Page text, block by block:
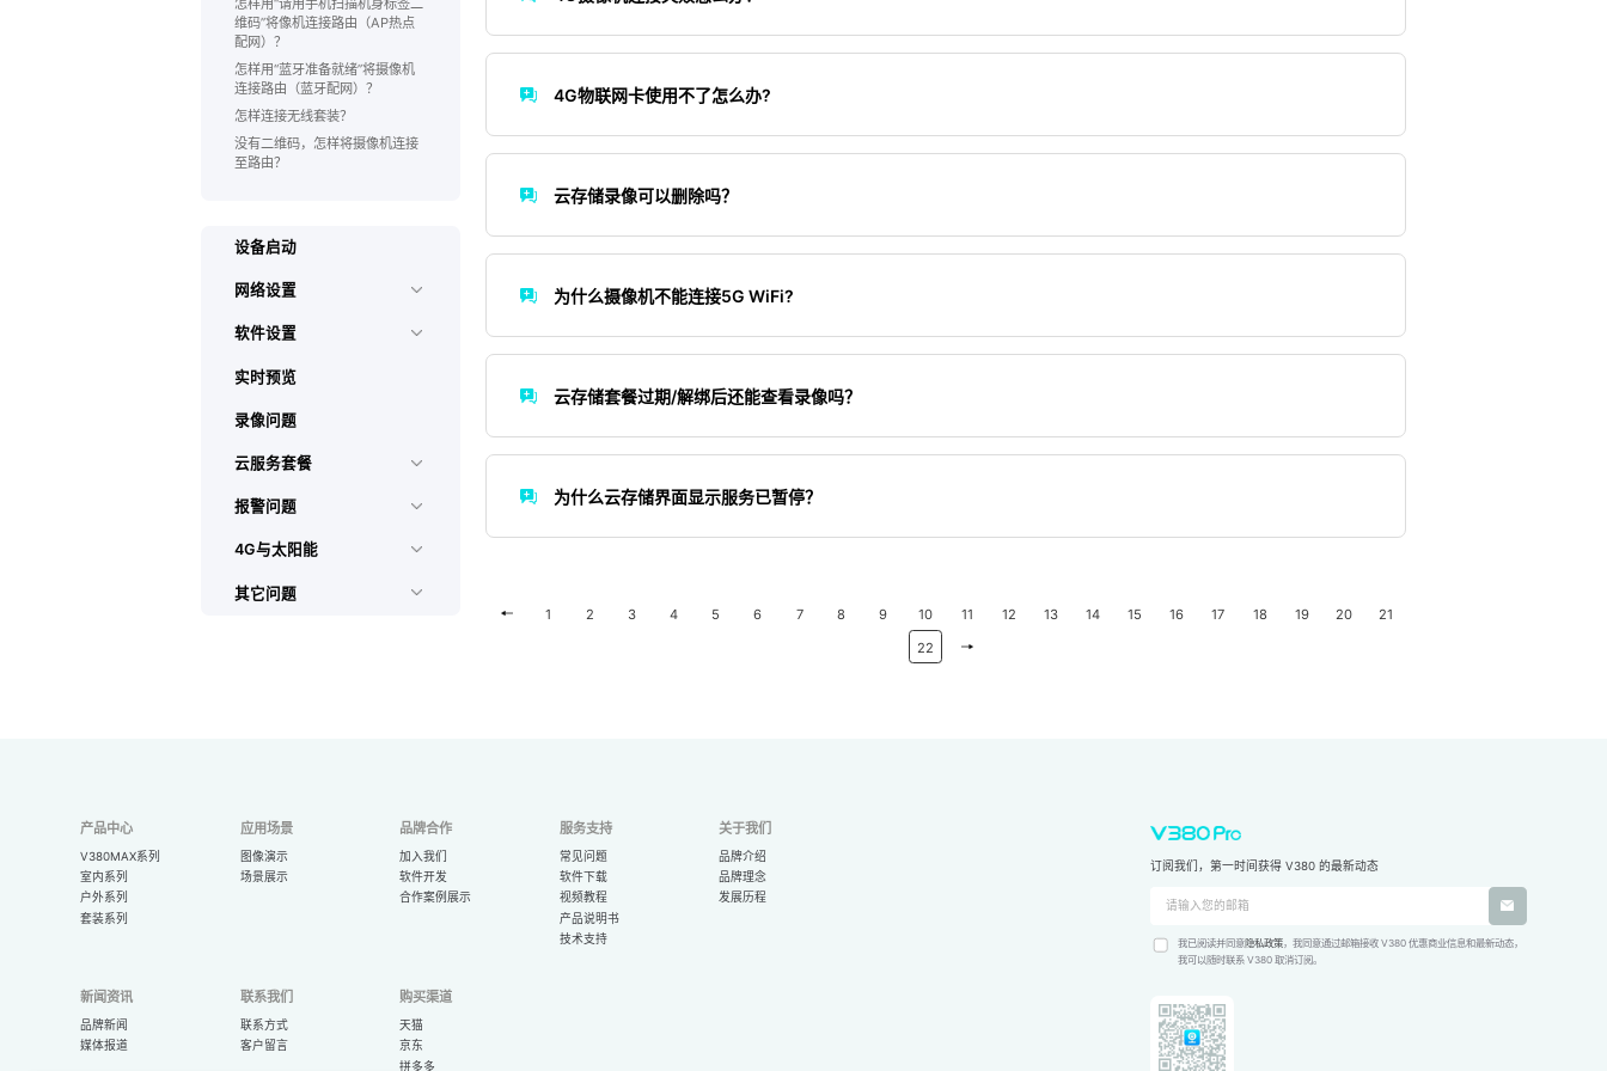
维码”将像机连接路由（AP热点
配网）？
怎样用“蓝牙准备就绪”将摄像机
连接路由（蓝牙配网）？
怎样连接无线套装？
没有二维码，怎样将摄像机连接
至路由？
设备启动
网络设置
软件设置
实时预览
录像问题
云服务套餐
报警问题
4G与太阳能
其它问题
4G物联网卡使用不了怎么办?
云存储录像可以删除吗？
为什么摄像机不能连接5G WiFi?
云存储套餐过期/解绑后还能查看录像吗？
为什么云存储界面显示服务已暂停？
1 2 3 4 5 6 7 8 9 10 11 12 13 14 15 16 17 18 19 20
21
22
产品中心
V380MAX系列
室内系列
户外系列
套装系列
应用场景
图像演示
场景展示
品牌合作
加入我们
软件开发
合作案例展示
服务支持
常见问题
软件下载
视频教程
产品说明书
技术支持
关于我们
品牌介绍
品牌理念
发展历程
新闻资讯
品牌新闻
媒体报道
联系我们
联系方式
客户留言
购买渠道
天猫
京东
拼多多
订阅我们，第一时间获得 V380 的最新动态
我已阅读并同意隐私政策，我同意通过邮箱接收 V380 优惠商业信息和最新动态，
我可以随时联系 V380 取消订阅。